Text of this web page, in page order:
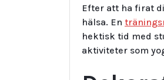
Efter att ha firat
hälsa. En
hektisk tid med
aktiviteter som